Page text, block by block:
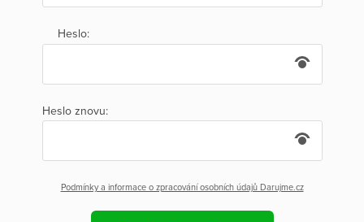
Heslo:
Heslo znovu:
Podmínky a informace o zpracování osobních údajů Darujme.cz